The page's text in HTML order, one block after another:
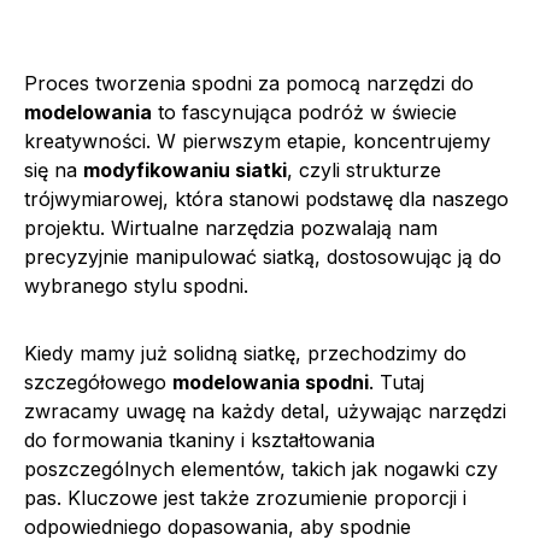
Proces tworzenia spodni za pomocą narzędzi do
modelowania to fascynująca podróż w świecie
kreatywności. W pierwszym etapie, koncentrujemy
się na modyfikowaniu siatki, czyli strukturze
trójwymiarowej, która stanowi podstawę dla naszego
projektu. Wirtualne narzędzia pozwalają nam
precyzyjnie manipulować siatką, dostosowując ją do
wybranego stylu spodni.
Kiedy mamy już solidną siatkę, przechodzimy do
szczegółowego modelowania spodni. Tutaj
zwracamy uwagę na każdy detal, używając narzędzi
do formowania tkaniny i kształtowania
poszczególnych elementów, takich jak nogawki czy
pas. Kluczowe jest także zrozumienie proporcji i
odpowiedniego dopasowania, aby spodnie